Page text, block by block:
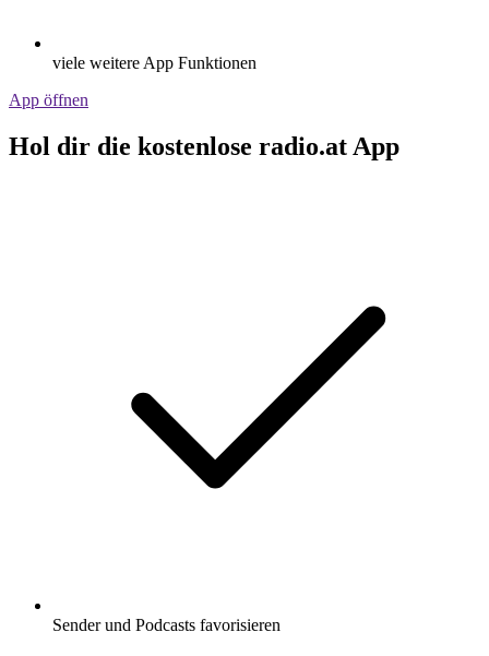
viele weitere App Funktionen
App öffnen
Hol dir die kostenlose radio.at App
Sender und Podcasts favorisieren